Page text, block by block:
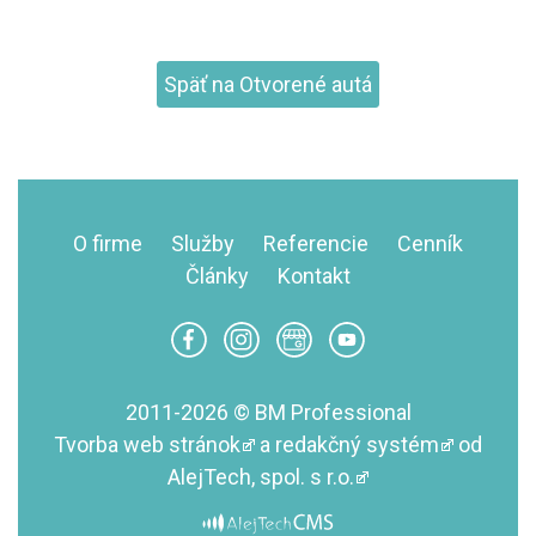
Späť na Otvorené autá
O firme Služby Referencie
Cenník
Články
Kontakt
2011-2026 © BM Professional
Tvorba web stránok
a redakčný systém
od
AlejTech, spol. s r.o.